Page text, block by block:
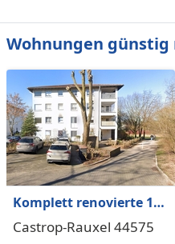
Wohnungen
Komplett renovierte 1-
Zimmer-Wohnung
Castrop-Rauxel 44575